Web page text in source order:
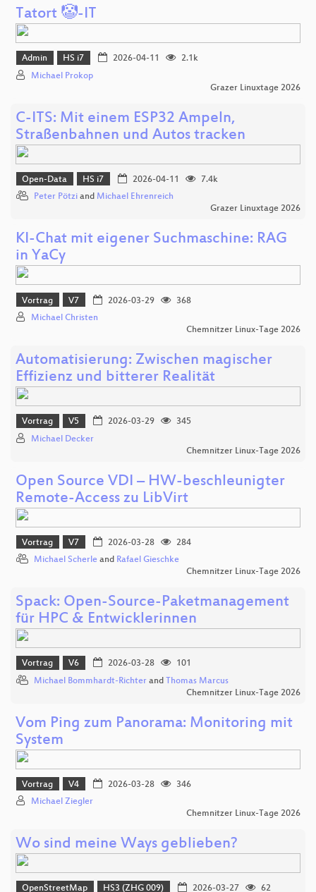
Tatort 🤡-IT
Admin HS i7 2026-04-11
2.1k
Michael Prokop
Grazer Linuxtage 2026
C-ITS: Mit einem ESP32 Ampeln,
Straßenbahnen und Autos tracken
Open-Data HS i7 2026-04-11
7.4k
Peter Pötzi and Michael Ehrenreich
Grazer Linuxtage 2026
KI-Chat mit eigener Suchmaschine: RAG
in YaCy
Vortrag V7 2026-03-29
368
Michael Christen
Chemnitzer Linux-Tage 2026
Automatisierung: Zwischen magischer
Effizienz und bitterer Realität
Vortrag V5 2026-03-29
345
Michael Decker
Chemnitzer Linux-Tage 2026
Open Source VDI – HW-beschleunigter
Remote-Access zu LibVirt
Vortrag V7 2026-03-28
284
Michael Scherle and Rafael Gieschke
Chemnitzer Linux-Tage 2026
Spack: Open-Source-Paketmanagement
für HPC & Entwicklerinnen
Vortrag V6 2026-03-28
101
Michael Bommhardt-Richter and Thomas Marcus
Chemnitzer Linux-Tage 2026
Vom Ping zum Panorama: Monitoring mit
System
Vortrag V4 2026-03-28
346
Michael Ziegler
Chemnitzer Linux-Tage 2026
Wo sind meine Ways geblieben?
OpenStreetMap HS3 (ZHG 009) 2026-03-27 62